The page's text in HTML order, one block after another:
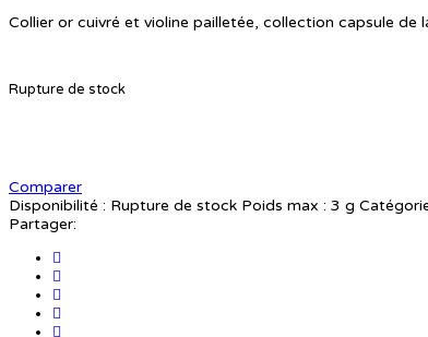
Collier or cuivré et violine pailletée, collection capsule
Rupture de stock
Comparer
Disponibilité : Rupture de stock Poids max : 3 g
Partager: